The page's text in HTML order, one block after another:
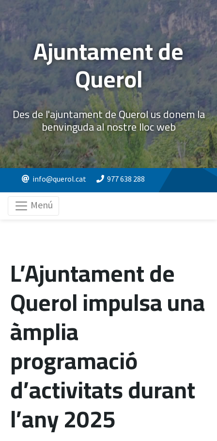
Ajuntament de
Querol
Des de l'ajuntament de Querol us donem la
benvinguda al nostre lloc web
info@querol.cat 977 638 288
Menú
L’Ajuntament de
Querol impulsa una
àmplia
programació
d’activitats durant
l’any 2025